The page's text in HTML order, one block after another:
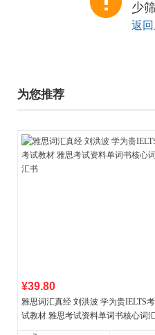
少
返
为您推荐
¥39.80
雅思词汇真经 刘洪波 学为贵IELTS考
试教材 雅思考试资料单词书核心词